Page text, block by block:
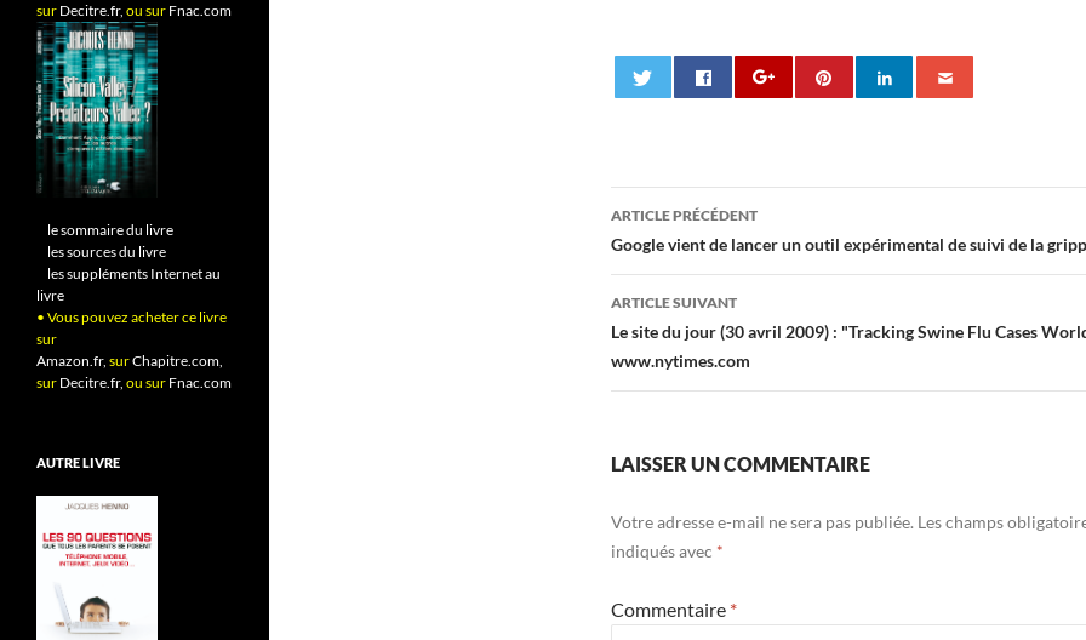
Navigation
des
articles
ARTICLE PRÉCÉDENT
Google vient de lancer un outil expérimental de suivi de la
ARTICLE SUIVANT
Le site du jour (30 avril 2009) : "Tracking Swine Flu Cases
www.nytimes.com
LAISSER UN COMMENTAIRE
Votre adresse e-mail ne sera pas publiée. Les champs
indiqués avec *
Commentaire *
sur Decitre.fr, ou sur Fnac.com
le sommaire du livre
les sources du livre
les suppléments Internet au
livre
• Vous pouvez acheter ce livre
sur
Amazon.fr, surChapitre.com,
sur Decitre.fr, ou sur Fnac.com
AUTRE LIVRE